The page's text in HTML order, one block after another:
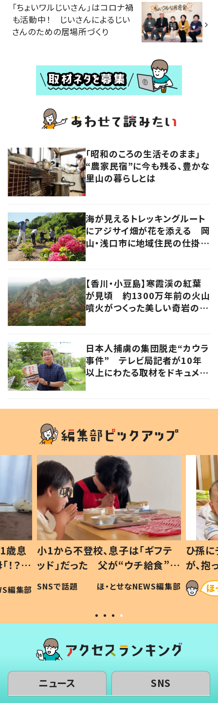
「ちょいワルじいさん」はコロナ禍
も活動中！ じいさんによるじい
さんのための居場所づくり
「昭和のころの生活そのまま」
“農家民宿”に今も残る、豊かな
里山の暮らしとは
海が見えるトレッキングルート
にアジサイ畑が花を添える 岡
山・浅口市に地域住民の仕掛け
【香川・小豆島】寒霞渓の紅葉
が見頃 約1300万年前の火山
噴火がつくった美しい奇岩の景
日本人捕虜の集団脱走“カウラ
事件” テレビ局記者が10年
以上にわたる取材をドキュメン
歳息
？」
編集部
小1から不登校、息子は「ギフテ
ッド」だった 父が“ウチ給食”を
作り続ける理由とは #令和の親
#令和の子
SNSで話題 ほ・とせなNEWS編集部
ひ孫
が、
「涙が
い」
ニュース SNS